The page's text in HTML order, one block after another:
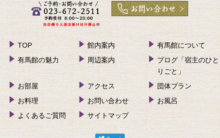
TOP 館内案内
有馬館について
有馬館の魅力
周辺案内
ブログ「宿主のひと
りごと」
お部屋
アクセス
団体プラン
お料理
お問い合わせ
お風呂
よくあるご質問
サイトマップ